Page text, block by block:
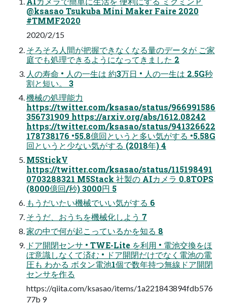
@ksasao Tsukuba Mini Maker Faire 2020
#TMMF2020
2020/2/15
そろそろ人間が把握できなくなる量のデータが ご家
庭でも処理できるようになってきました 2
人の寿命 • 人の一生は 約3万日 • 人の一生は 2.5G秒
割と短い。 3
機械の処理能力
https://twitter.com/ksasao/status/966991586
356731909 https://arxiv.org/abs/1612.08242
https://twitter.com/ksasao/status/941326622
178738176 •55.8億回というと多い気がする •5.58G
回というと少ない気がする (2018年) 4
M5StickV
https://twitter.com/ksasao/status/115198491
0703288321 M5Stack 社製の AIカメラ 0.8TOPS
(8000億回/秒) 3000円 5
もうだいたい機械でいい気がする 6
そうだ、おうちを機械化しよう 7
家の中で何が起こっているかを知る 8
ドア開閉センサ • TWE-Lite を利用 • 電池交換をほ
ぼ意識しなくて済む • ドア開閉だけでなく電池の電
圧も わかる ボタン電池1個で数年持つ無線ドア開閉
センサを作る
https://qiita.com/ksasao/items/1a221843894fdb576
77b 9